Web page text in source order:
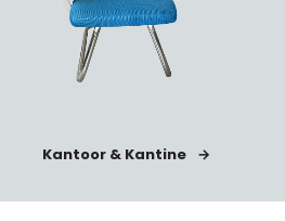
Kantoor & Kantine